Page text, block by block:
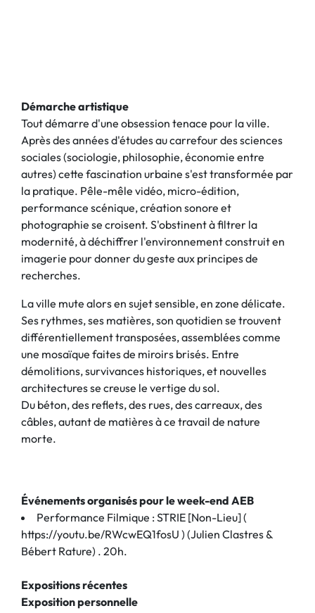
Démarche artistique
Tout démarre d'une obsession tenace pour la ville.
Après des années d'études au carrefour des sciences
sociales (sociologie, philosophie, économie entre
autres) cette fascination urbaine s'est transformée par
la pratique. Pêle-mêle vidéo, micro-édition,
performance scénique, création sonore et
photographie se croisent. S'obstinent à filtrer la
modernité, à déchiffrer l'environnement construit en
imagerie pour donner du geste aux principes de
recherches.
La ville mute alors en sujet sensible, en zone délicate.
Ses rythmes, ses matières, son quotidien se trouvent
différentiellement transposées, assemblées comme
une mosaïque faites de miroirs brisés. Entre
démolitions, survivances historiques, et nouvelles
architectures se creuse le vertige du sol.
Du béton, des reflets, des rues, des carreaux, des
câbles, autant de matières à ce travail de nature
morte.
Événements organisés pour le week-end AEB
Performance Filmique : STRIE [Non-Lieu] (
https://youtu.be/RWcwEQ1fosU ) (Julien Clastres &
Bébert Rature) . 20h.
Expositions récentes
Exposition personnelle